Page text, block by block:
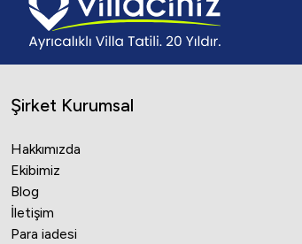
Şirket Kurumsal
Hakkımızda
Ekibimiz
Blog
İletişim
Para iadesi